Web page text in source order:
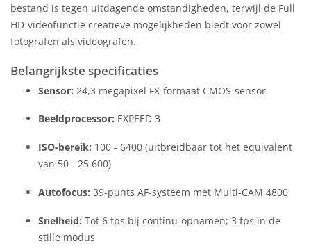
bestand is tegen uitdagende omstandigheden, terwijl de Full
HD-videofunctie creatieve mogelijkheden biedt voor zowel
fotografen als videografen.
Belangrijkste specificaties
Sensor: 24,3 megapixel FX-formaat CMOS-sensor
Beeldprocessor: EXPEED 3
ISO-bereik: 100 - 6400 (uitbreidbaar tot het equivalent
van 50 - 25.600)
Autofocus: 39-punts AF-systeem met Multi-CAM 4800
Snelheid: Tot 6 fps bij continu-opnamen; 3 fps in de
stille modus